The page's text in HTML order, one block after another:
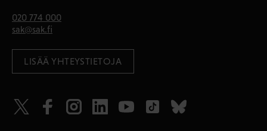
020 774 000
sak@sak.fi
LISÄÄ YHTEYSTIETOJA